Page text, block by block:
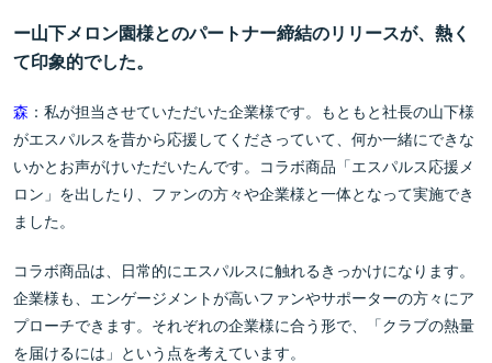
ー山下メロン園様とのパートナー締結のリリースが、熱く
て印象的でした。
森 ：私が担当させていただいた企業様です。もともと社長の山下様
がエスパルスを昔から応援してくださっていて、何か一緒にできな
いかとお声がけいただいたんです。コラボ商品「エスパルス応援メ
ロン」を出したり、ファンの方々や企業様と一体となって実施でき
ました。
コラボ商品は、日常的にエスパルスに触れるきっかけになります。
企業様も、エンゲージメントが高いファンやサポーターの方々にア
プローチできます。それぞれの企業様に合う形で、「クラブの熱量
を届けるには」という点を考えています。